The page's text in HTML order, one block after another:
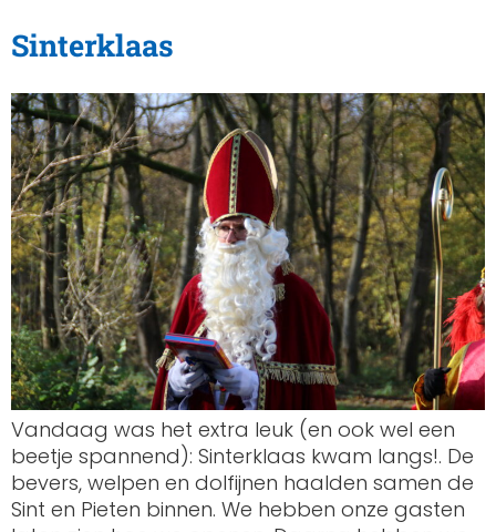
Sinterklaas
Vandaag was het extra leuk (en ook wel een
beetje spannend): Sinterklaas kwam langs!. De
bevers, welpen en dolfijnen haalden samen de
Sint en Pieten binnen. We hebben onze gasten